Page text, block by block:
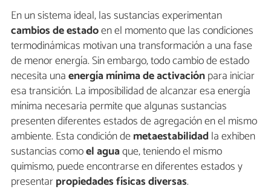
En un sistema ideal, las sustancias experimentan
cambios de estadoen el momento que las condiciones
termodinámicas motivan una transformación a una fase
de menor energía. Sin embargo, todo cambio de estado
necesita unaenergía mínima de activaciónpara iniciar
esa transición. La imposibilidad de alcanzar esa energía
mínima necesaria permite que algunas sustancias
presenten diferentes estados de agregación en el mismo
ambiente. Esta condición demetaestabilidadla exhiben
sustancias comoel aguaque, teniendo el mismo
quimismo, puede encontrarse en diferentes estados y
presentarpropiedades físicas diversas.